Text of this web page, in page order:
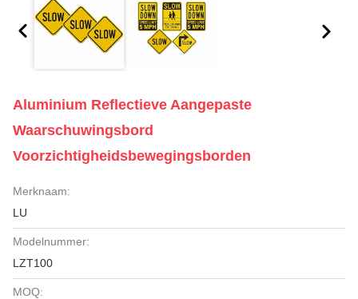
Aluminium Reflectieve Aangepaste
Waarschuwingsbord
Voorzichtigheidsbewegingsborden
Merknaam:
LU
Modelnummer:
LZT100
MOQ: